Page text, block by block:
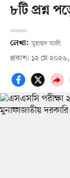
৮টি প্রশ্ন
লেখা: মুহাম্মদ আলী
প্রকাশ: ১২ মে